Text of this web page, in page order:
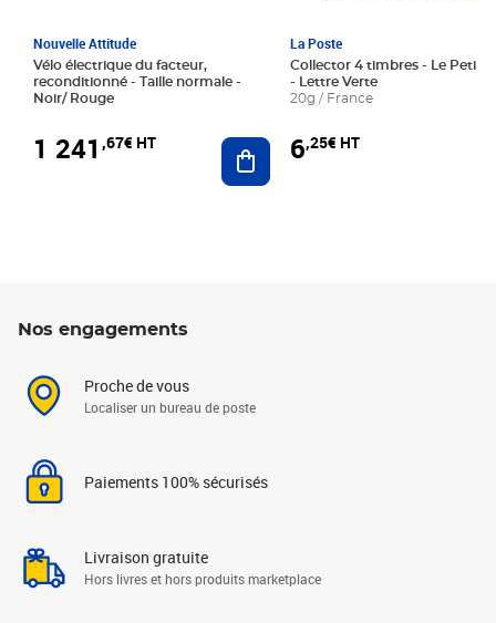
Nouvelle Attitude
Vélo électrique du facteur,
reconditionné - Taille normale -
Noir/ Rouge
1 241 ,67€ HT Ajouter au panier
La Poste
Collector 4 timbres - Le Petit
- Lettre Verte
20g / France
6,25€ HT
Nos engagements
Proche de vous
Localiser un bureau de poste
Paiements 100% sécurisés
Livraison gratuite
Hors livres et hors produits marketplace